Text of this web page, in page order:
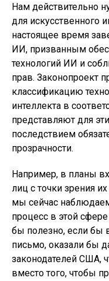
Нам действительно
для искусственного
настоящее время
ИИ, призванным
технологий ИИ и
прав. Законопроект
классификацию
интеллекта в
представляют для
последствием
прозрачности.
Например, в планы
лиц с точки зрения
мы сейчас
процесс в этой
бы полезно, если бы
письмо, оказали бы
законодателей США,
вместо того, чтобы